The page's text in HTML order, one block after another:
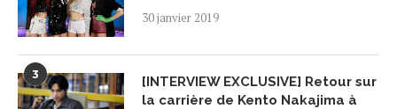
30 janvier 2019
3
[INTERVIEW EXCLUSIVE] Retour sur
la carrière de Kento Nakajima à